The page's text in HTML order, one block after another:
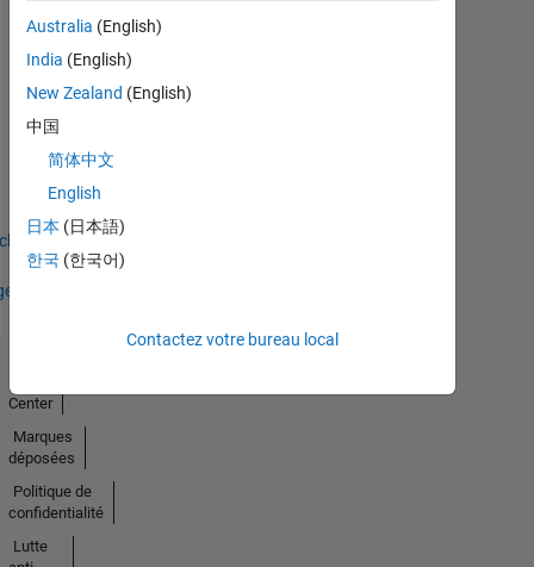
15 Nov 2023
Australia (English)
India (English)
New Zealand (English)
中国
简体中文
English
日本 (日本語)
한국 (한국어)
Contactez votre bureau local
Center
Marques
déposées
Politique de
confidentialité
Lutte